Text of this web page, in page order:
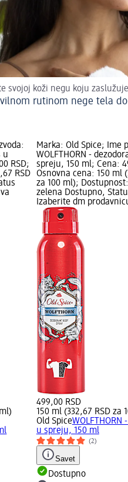
svojoj koži negu koju zaslužuje
rutinom nege tela
u
RSD;
RSD
Marka: Old Spice; Ime
WOLFTHORN -
spreju, 150 ml; Cena:
Osnovna cena: 150 ml
za 100 ml);
zelena Dostupno,
Izaberite dm
499,00 RSD
150 ml (332,67 RSD za
Old SpiceWOLFTHORN
u spreju, 150 ml
(2)
Savet
Dostupno